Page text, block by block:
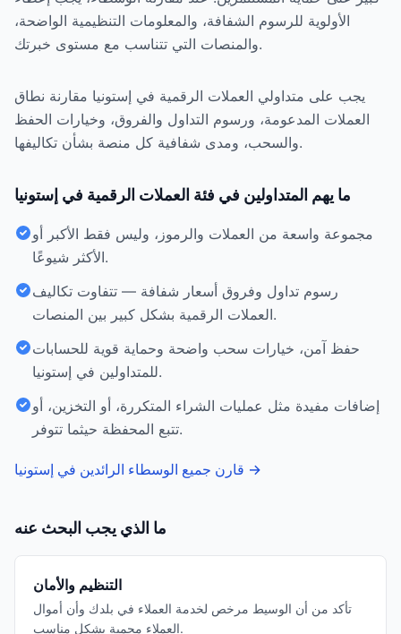
الأولوية للرسوم الشفافة، والمعلومات التنظيمية الواضحة،
والمنصات التي تتناسب مع مستوى خبرتك.
يجب على متداولي العملات الرقمية في إستونيا مقارنة نطاق
العملات المدعومة، ورسوم التداول والفروق، وخيارات الحفظ
والسحب، ومدى شفافية كل منصة بشأن تكاليفها.
ما يهم المتداولين في فئة العملات الرقمية في إستونيا
مجموعة واسعة من العملات والرموز، وليس فقط الأكبر أو
الأكثر شيوعًا.
رسوم تداول وفروق أسعار شفافة — تتفاوت تكاليف
العملات الرقمية بشكل كبير بين المنصات.
حفظ آمن، خيارات سحب واضحة وحماية قوية للحسابات
للمتداولين في إستونيا.
إضافات مفيدة مثل عمليات الشراء المتكررة، أو التخزين، أو
تتبع المحفظة حيثما تتوفر.
قارن جميع الوسطاء الرائدين في إستونيا →
ما الذي يجب البحث عنه
التنظيم والأمان
تأكد من أن الوسيط مرخص لخدمة العملاء في بلدك وأن أموال
العملاء محمية بشكل مناسب.